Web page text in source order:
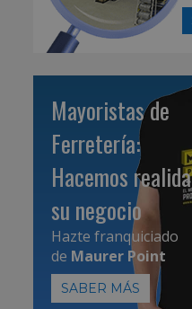
Mayoristas de
Ferretería:
Hacemos
su negocio
Hazte franquiciado
de Maurer Point
SABER MÁS